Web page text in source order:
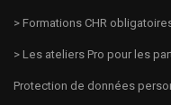
> Formations CHR
> Les ateliers Pro pour les
Protection de données